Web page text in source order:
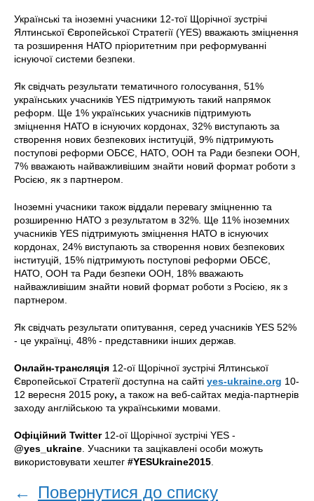
Українські та іноземні учасники 12-тої Щорічної зустрічі
Ялтинської Європейської Стратегії (YES) вважають зміцнення
та розширення НАТО пріоритетним при реформуванні
існуючої системи безпеки.
Як свідчать результати тематичного голосування, 51%
українських учасників YES підтримують такий напрямок
реформ. Ще 1% українських учасників підтримують
зміцнення НАТО в існуючих кордонах, 32% виступають за
створення нових безпекових інституцій, 9% підтримують
поступові реформи ОБСЄ, НАТО, ООН та Ради безпеки ООН,
7% вважають найважливішим знайти новий формат роботи з
Росією, як з партнером.
Іноземні учасники також віддали перевагу зміцненню та
розширенню НАТО з результатом в 32%. Ще 11% іноземних
учасників YES підтримують зміцнення НАТО в існуючих
кордонах, 24% виступають за створення нових безпекових
інституцій, 15% підтримують поступові реформи ОБСЄ,
НАТО, ООН та Ради безпеки ООН, 18% вважають
найважливішим знайти новий формат роботи з Росією, як з
партнером.
Як свідчать результати опитування, серед учасників YES 52%
- це українці, 48% - представники інших держав.
Онлайн-трансляція 12-ої Щорічної зустрічі Ялтинської
Європейської Стратегії доступна на сайті yes-ukraine.org 10-
12 вересня 2015 року, а також на веб-сайтах медіа-партнерів
заходу англійською та українськими мовами.
Офіційний Twitter12-ої Щорічної зустрічі YES -
@yes_ukraine . Учасники та зацікавлені особи можуть
використовувати хештег #YESUkraine2015
← Повернутися до списку